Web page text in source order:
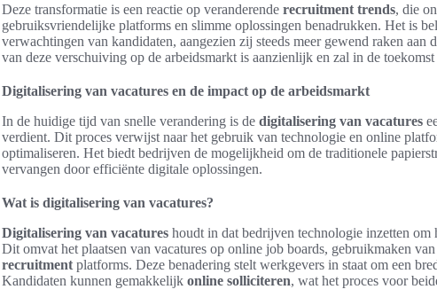
Deze transformatie is een reactie op veranderende recruitment trends, die
gebruiksvriendelijke platforms en slimme oplossingen benadrukken. Het is
verwachtingen van kandidaten, aangezien zij steeds meer gewend raken aan
van deze verschuiving op de arbeidsmarkt is aanzienlijk en zal in de toekomst
Digitalisering van vacatures en de impact op de arbeidsmarkt
In de huidige tijd van snelle verandering is de digitalisering van vacatures
verdient. Dit proces verwijst naar het gebruik van technologie en online
optimaliseren. Het biedt bedrijven de mogelijkheid om de traditionele
vervangen door efficiënte digitale oplossingen.
Wat is digitalisering van vacatures?
Digitalisering van vacatures houdt in dat bedrijven technologie inzetten om
Dit omvat het plaatsen van vacatures op online job boards, gebruikmaken
recruitment platforms. Deze benadering stelt werkgevers in staat om een
Kandidaten kunnen gemakkelijk online solliciteren, wat het proces voor